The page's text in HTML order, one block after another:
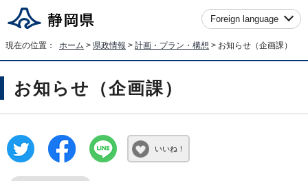
Foreign language
現在の位置： ホーム > 県政情報 > 計画・プラン・構想 > お知らせ（企画課）
お知らせ（企画課）
いいね！